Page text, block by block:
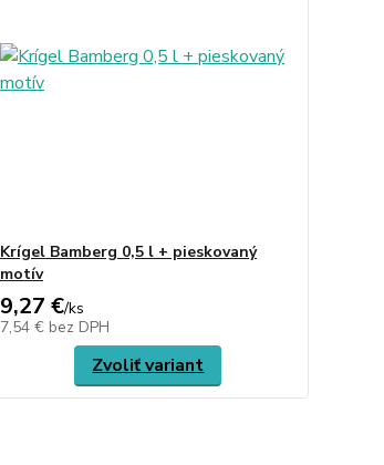
Krígel Bamberg 0,5 l + pieskovaný
motív
9,27 €/ks
7,54 € bez DPH
Zvoliť variant